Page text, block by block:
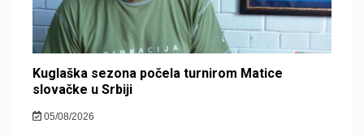
Kuglaška sezona počela turnirom Matice
slovačke u Srbiji
05/08/2026